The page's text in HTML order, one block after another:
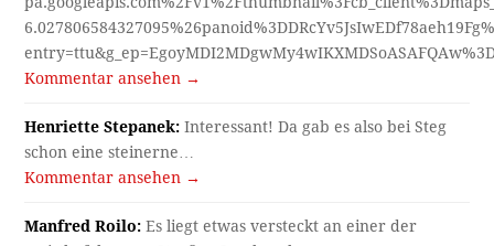
Kommentar ansehen →
Henriette Stepanek: Interessant! Da gab es also bei Steg
schon eine steinerne…
Kommentar ansehen →
Manfred Roilo: Es liegt etwas versteckt an einer der